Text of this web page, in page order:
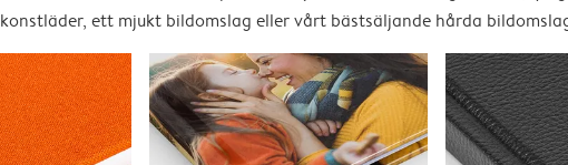
konstläder, ett mjukt bildomslag eller vårt bästsäljande hårda